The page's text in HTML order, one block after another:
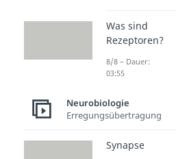
also über
des
den
übrige
Männern
Was sind
Rezeptoren?
8/8 – Dauer:
03:55
Neurobiologie
Erregungsübertragung
Synapse